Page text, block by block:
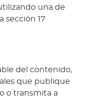
una de
sección 17
del contenido,
que publique
o transmita a